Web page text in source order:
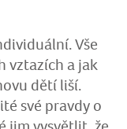
Vše
vztazích a jak
dětí liší.
své pravdy o